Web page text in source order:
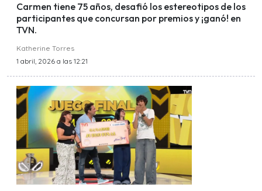
Carmen tiene 75 años, desafió los estereotipos de los
participantes que concursan por premios y ¡ganó! en
TVN.
Katherine Torres
1 abril, 2026 a las 12:21